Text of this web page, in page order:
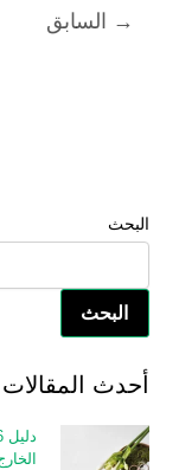
→ السابق
البحث
البحث
أحدث المقالات